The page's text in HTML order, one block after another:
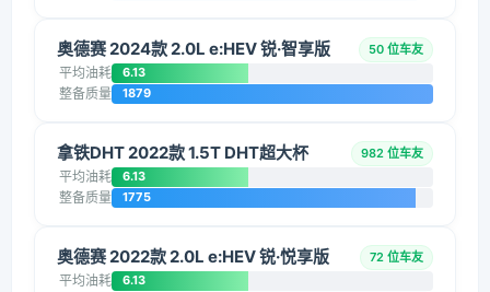
奥德赛 2024款 2.0L e:HEV 锐·智享版 50 位车友
平均油耗 6.13
整备质量 1879
拿铁DHT 2022款 1.5T DHT超大杯 982 位车友
平均油耗 6.13
整备质量 1775
奥德赛 2022款 2.0L e:HEV 锐·悦享版 72 位车友
平均油耗 6.13